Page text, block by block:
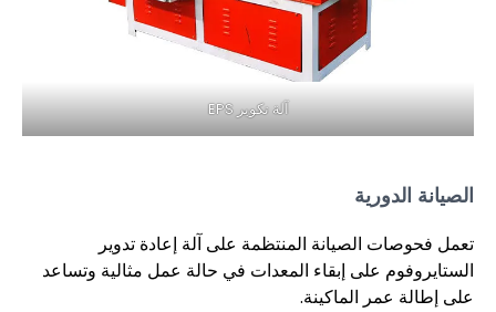
آلة تكوير EPS
الصيانة الدورية
تعمل فحوصات الصيانة المنتظمة على آلة إعادة تدوير
الستايروفوم على إبقاء المعدات في حالة عمل مثالية وتساعد
على إطالة عمر الماكينة.